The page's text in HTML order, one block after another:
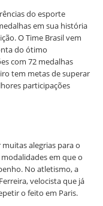
do esporte
em sua história
O Time Brasil vem
do ótimo
com 72 medalhas
tem metas de superar
participações
alegrias para o
em que o
No atletismo, a
velocista que já
o feito em Paris.